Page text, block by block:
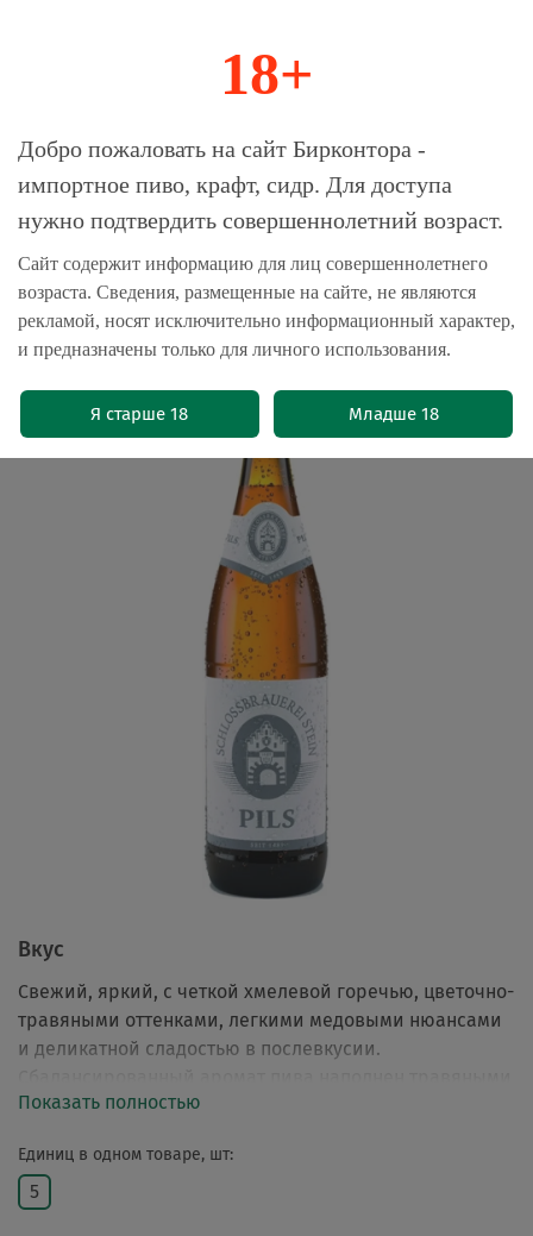
Магазин-Склад импортного пива, крафта и
Главная Пиво импортное
Пиво Штайнер Пилс / Steiner Pils 0.5
- стекло
Единиц в одном товаре, шт:
5
Вкус
Свежий, яркий, с четкой хмелевой горечью, цветочно-
травяными оттенками, легкими медовыми нюансами
и деликатной сладостью в послевкусии.
нотами хмеля, сладковатыми зерновыми и
Показать полностью
18+
Добро пожаловать на сайт Бирконтора -
импортное пиво, крафт, сидр. Для доступа
нужно подтвердить совершеннолетний возраст.
Сайт содержит информацию для лиц совершеннолетнего
возраста. Сведения, размещенные на сайте, не являются
рекламой, носят исключительно информационный характер,
и предназначены только для личного использования.
Я старше 18 Младше 18